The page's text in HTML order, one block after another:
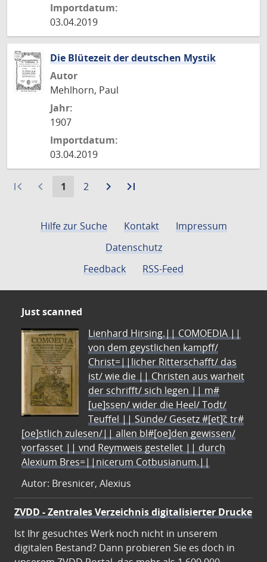
Importdatum:
03.04.2019
Die Blütezeit der deutschen Mystik
Autor
Mehlhorn, Paul
Jahr:
1907
Importdatum:
03.04.2019
first_page navigate_before
Aktuelle
1
Gehe
2 navigate_next
Zurlast_page
Hilfe zur Suche
Kontakt
Impressum
Datenschutz
Feedback
RSS-Feed
Just scanned
Lienhard Hirsing.|| COMOEDIA ||
von dem geystlichen kampff/
Christ=||licher Ritterschafft/ das
ist/ wie die || Christen aus warheit
der schrifft/ sich legen || m#
[ue]ssen/ wider die Heel/ Todt/
Teuffel || Sünde/ Gesetz #[et]c̃ tr#
[oe]stlich zulesen/|| allen bl#[oe]den gewissen/
vorfasset || vnd Reymweis gestellet || durch
Alexium Bres=||nicerum Cotbusianum.||
Autor: Bresnicer, Alexius
ZVDD - Zentrales Verzeichnis digitalisierter Drucke
Ist Ihr gesuchtes Werk noch nicht in unserem
digitalen Bestand? Dann probieren Sie es doch in